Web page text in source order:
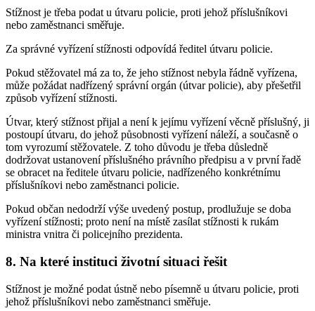
Stížnost je třeba podat u útvaru policie, proti jehož příslušníkovi
nebo zaměstnanci směřuje.
Za správné vyřízení stížnosti odpovídá ředitel útvaru policie.
Pokud stěžovatel má za to, že jeho stížnost nebyla řádně vyřízena,
může požádat nadřízený správní orgán (útvar policie), aby přešetřil
způsob vyřízení stížnosti.
Útvar, který stížnost přijal a není k jejímu vyřízení věcně příslušný, ji
postoupí útvaru, do jehož působnosti vyřízení náleží, a současně o
tom vyrozumí stěžovatele. Z toho důvodu je třeba důsledně
dodržovat ustanovení příslušného právního předpisu a v první řadě
se obracet na ředitele útvaru policie, nadřízeného konkrétnímu
příslušníkovi nebo zaměstnanci policie.
Pokud občan nedodrží výše uvedený postup, prodlužuje se doba
vyřízení stížnosti; proto není na místě zasílat stížnosti k rukám
ministra vnitra či policejního prezidenta.
8. Na které instituci životní situaci řešit
Stížnost je možné podat ústně nebo písemně u útvaru policie, proti
jehož příslušníkovi nebo zaměstnanci směřuje.